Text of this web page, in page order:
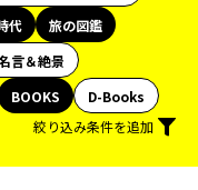
代
旅の図鑑
言＆絶景
BOOKS
D-Books
絞り込み条件を追加